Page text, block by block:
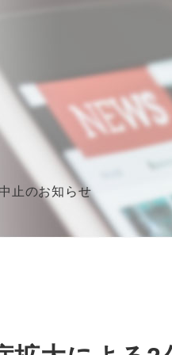
止のお知らせ